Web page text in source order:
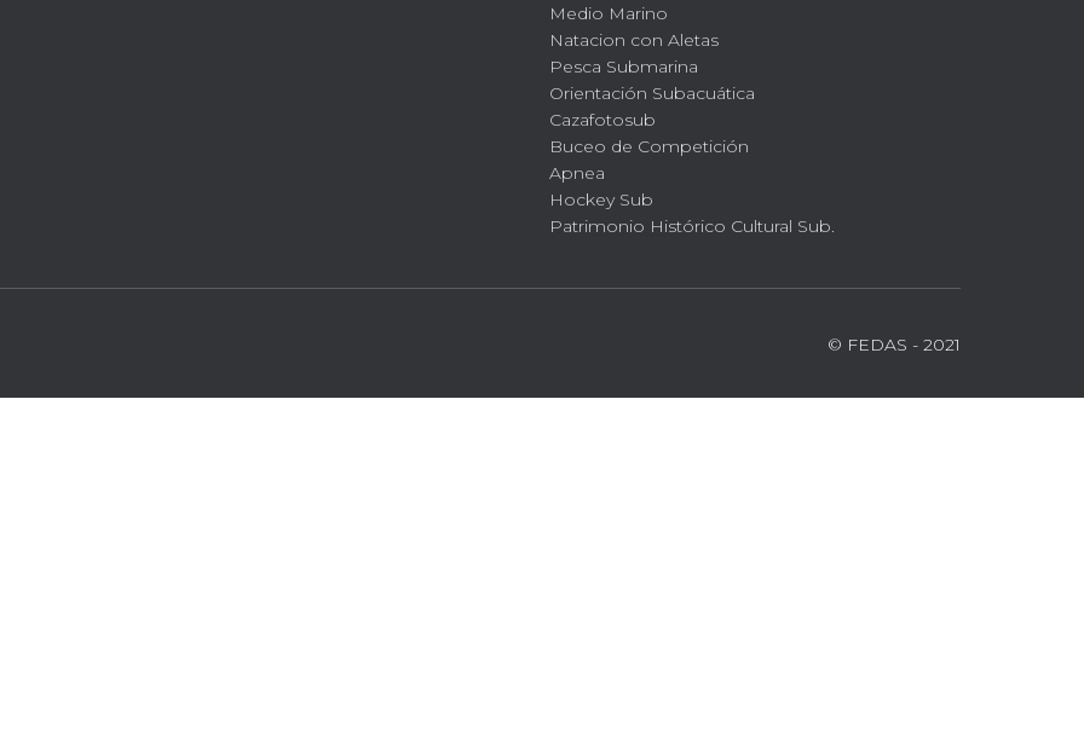
Medio Marino
Natacion con Aletas
Pesca Submarina
Orientación Subacuática
Cazafotosub
Buceo de Competición
Apnea
Hockey Sub
Patrimonio Histórico Cultural Sub.
© FEDAS - 2021